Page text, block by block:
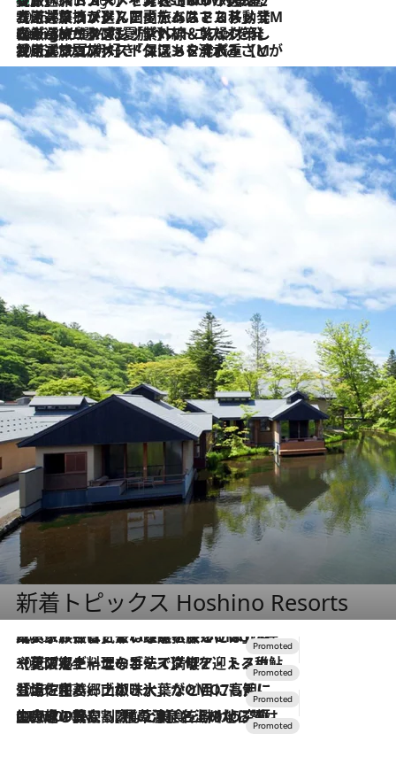
2026.8.5
【厳選旅コスメ】国内をあちこち移動する河井菜摘が選んだ夏旅ベストコスメ発表！「リラックスアイテムはマスト」【Mサイズジップ】
2026.8.4
【厳選旅コスメ】「紫外線＆乾燥対策しながらメイク感も！」ヘア＆メイクGeorgeが選んだ夏旅ベストコスメを発表！【Mサイズジップ】
2026.8.3
【厳選旅コスメ】「保湿もタイパ重視！」“サウナ好き”タレント清水みさとが愛用する夏旅ベストコスメを発表！【Mサイズジップ】
新着トピックス Hoshino Resorts
2026.7.31
【ホテル帰省】という選択肢をOMOが提案。家族とほどよい距離を保つには「昼は実家、夜は気兼ねなくホテルで！」
2026.7.24
【夏限定ディナーコース】旬を迎える稚鮎や花ズッキーニなどをイタリア・トスカーナの郷土料理の手法で満喫！
2026.7.17
「土佐和ハーブかき氷」がOMO7高知に登場！生姜、山椒、大葉など目にも舌にも涼を呼ぶ郷土の味
2026.7.10
NEW OPEN！【界 草津】名湯の地に誕生。趣の異なる2種の温泉と上州ならではの会席・蕎麦割烹など美食を味わう究極の癒やし旅